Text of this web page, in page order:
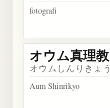
fotografi
オウム真理教
オウムしんりきょう
Aum Shinrikyo